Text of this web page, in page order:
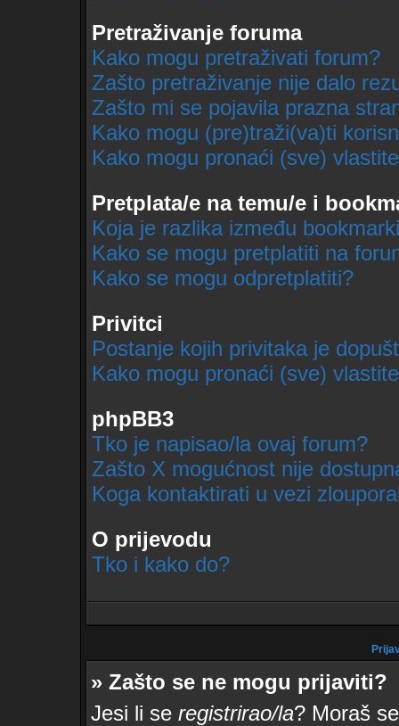
Pretraživanje foruma
Kako mogu pretraživati forum?
Zašto pretraživanje nije dalo
Zašto mi se pojavila prazna
Kako mogu (pre)traži(va)ti
Kako mogu pronaći (sve)
Pretplata/e na temu/e i
Koja je razlika između
Kako se mogu pretplatiti na
Kako se mogu odpretplatiti?
Privitci
Postanje kojih privitaka je
Kako mogu pronaći (sve)
phpBB3
Tko je napisao/la ovaj forum?
Zašto X mogućnost nije
Koga kontaktirati u vezi
O prijevodu
Tko i kako do?
» Zašto se ne mogu prijaviti?
Jesi li se registrirao/la? Moraš